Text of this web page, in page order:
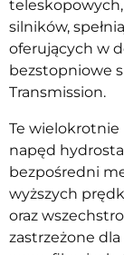
teleskopowych
silników,
oferujących w
bezstopniowe
Transmission.
Te wielokrotnie
napęd
bezpośredni
wyższych
oraz
zastrzeżone